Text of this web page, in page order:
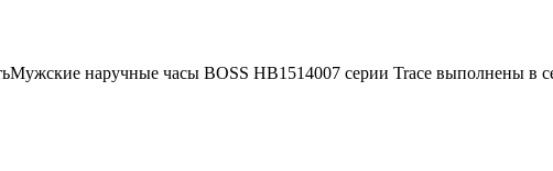
наручные часы BOSS HB1514007 серии Trace выполнены в